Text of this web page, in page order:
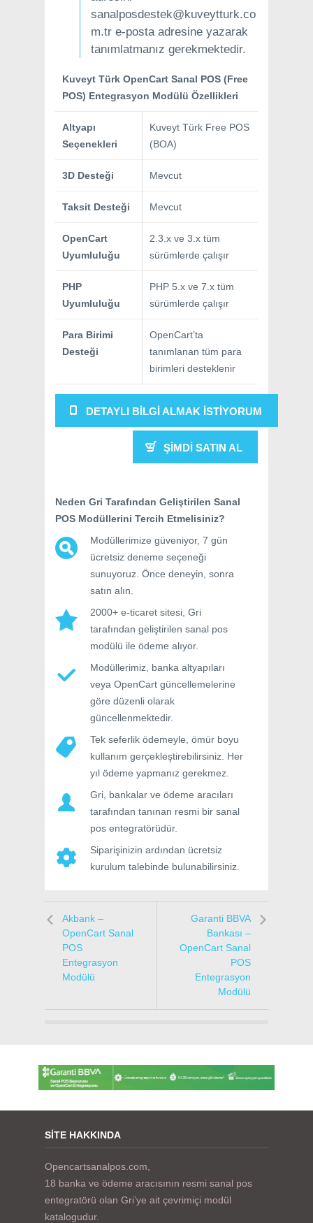
sanalposdestek@kuveytturk.co
m.tr e-posta adresine yazarak
tanımlatmanız gerekmektedir.
Kuveyt Türk OpenCart Sanal POS (Free
POS) Entegrasyon Modülü Özellikleri
Altyapı
Seçenekleri
Kuveyt Türk Free POS
(BOA)
3D Desteği Mevcut
Taksit Desteği Mevcut
OpenCart
Uyumluluğu
2.3.x ve 3.x tüm
sürümlerde çalışır
PHP
Uyumluluğu
PHP 5.x ve 7.x tüm
sürümlerde çalışır
Para Birimi
Desteği
OpenCart’ta
tanımlanan tüm para
birimleri desteklenir
DETAYLI BILGI ALMAK İSTIYORUM
ŞIMDI SATIN AL
Neden Gri Tarafından Geliştirilen Sanal
POS Modüllerini Tercih Etmelisiniz?
Modüllerimize güveniyor, 7 gün
ücretsiz deneme seçeneği
sunuyoruz. Önce deneyin, sonra
satın alın.
2000+ e-ticaret sitesi, Gri
tarafından geliştirilen sanal pos
modülü ile ödeme alıyor.
Modüllerimiz, banka altyapıları
veya OpenCart güncellemelerine
göre düzenli olarak
güncellenmektedir.
Tek seferlik ödemeyle, ömür boyu
kullanım gerçekleştirebilirsiniz. Her
yıl ödeme yapmanız gerekmez.
Gri, bankalar ve ödeme aracıları
tarafından tanınan resmi bir sanal
pos entegratörüdür.
Siparişinizin ardından ücretsiz
kurulum talebinde bulunabilirsiniz.
Akbank –
OpenCart Sanal
POS
Entegrasyon
Modülü
Garanti BBVA
Bankası –
OpenCart Sanal
POS
Entegrasyon
Modülü
SITE HAKKINDA
Opencartsanalpos.com,
18 banka ve ödeme aracısının resmi sanal pos
entegratörü olan Gri’ye ait çevrimiçi modül
katalogudur.